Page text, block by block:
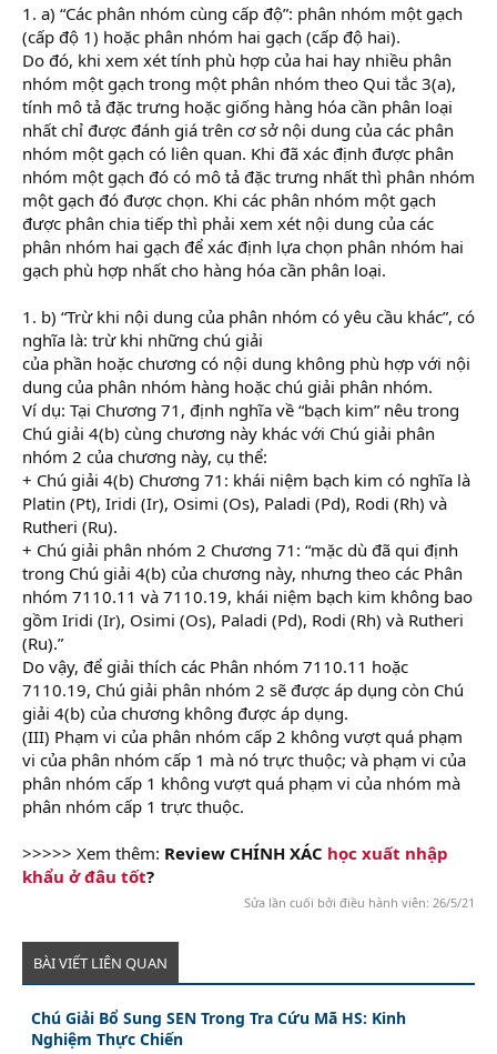
1. a) “Các phân nhóm cùng cấp độ”: phân nhóm một gạch
(cấp độ 1) hoặc phân nhóm hai gạch (cấp độ hai).
Do đó, khi xem xét tính phù hợp của hai hay nhiều phân
nhóm một gạch trong một phân nhóm theo Qui tắc 3(a),
tính mô tả đặc trưng hoặc giống hàng hóa cần phân loại
nhất chỉ được đánh giá trên cơ sở nội dung của các phân
nhóm một gạch có liên quan. Khi đã xác định được phân
nhóm một gạch đó có mô tả đặc trưng nhất thì phân nhóm
một gạch đó được chọn. Khi các phân nhóm một gạch
được phân chia tiếp thì phải xem xét nội dung của các
phân nhóm hai gạch để xác định lựa chọn phân nhóm hai
gạch phù hợp nhất cho hàng hóa cần phân loại.
1. b) “Trừ khi nội dung của phân nhóm có yêu cầu khác”, có
nghĩa là: trừ khi những chú giải
của phần hoặc chương có nội dung không phù hợp với nội
dung của phân nhóm hàng hoặc chú giải phân nhóm.
Ví dụ: Tại Chương 71, định nghĩa về “bạch kim” nêu trong
Chú giải 4(b) cùng chương này khác với Chú giải phân
nhóm 2 của chương này, cụ thể:
+ Chú giải 4(b) Chương 71: khái niệm bạch kim có nghĩa là
Platin (Pt), Iridi (Ir), Osimi (Os), Paladi (Pd), Rodi (Rh) và
Rutheri (Ru).
+ Chú giải phân nhóm 2 Chương 71: “mặc dù đã qui định
trong Chú giải 4(b) của chương này, nhưng theo các Phân
nhóm 7110.11 và 7110.19, khái niệm bạch kim không bao
gồm Iridi (Ir), Osimi (Os), Paladi (Pd), Rodi (Rh) và Rutheri
(Ru).”
Do vậy, để giải thích các Phân nhóm 7110.11 hoặc
7110.19, Chú giải phân nhóm 2 sẽ được áp dụng còn Chú
giải 4(b) của chương không được áp dụng.
(III) Phạm vi của phân nhóm cấp 2 không vượt quá phạm
vi của phân nhóm cấp 1 mà nó trực thuộc; và phạm vi của
phân nhóm cấp 1 không vượt quá phạm vi của nhóm mà
phân nhóm cấp 1 trực thuộc.
>>>>> Xem thêm: Review CHÍNH XÁC học xuất nhập
khẩu ở đâu tốt?
Sửa lần cuối bởi điều hành viên: 26/5/21
BÀI VIẾT LIÊN QUAN
Chú Giải Bổ Sung SEN Trong Tra Cứu Mã HS: Kinh
Nghiệm Thực Chiến